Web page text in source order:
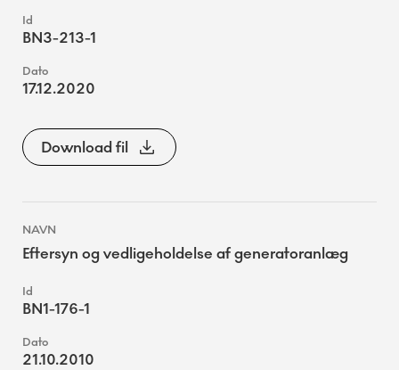
BN3-213-1
17.12.2020
Download fil
Eftersyn og vedligeholdelse af generatoranlæg
BN1-176-1
21.10.2010